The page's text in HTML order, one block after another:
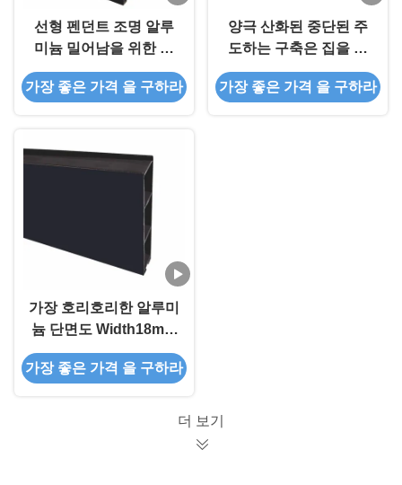
선형 펜던트 조명 알루
미늄 밀어남을 위한 지
도된 알루미늄 단면도
가장 좋은 가격 을 구하라
양극 산화된 중단된 주
도하는 구축은 집을 위
한 2.5m 길이를 돋보이
게 합니다
가장 좋은 가격 을 구하라
가장 호리호리한 알루미
늄 단면도 Width18mm
는 밀어남 단면도를 지
도했습니다 중단된
가장 좋은 가격 을 구하라
더 보기